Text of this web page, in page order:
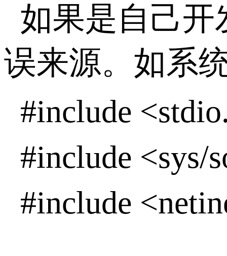
如果是自己开
误来源。如系
#include
#include <sys/
#include